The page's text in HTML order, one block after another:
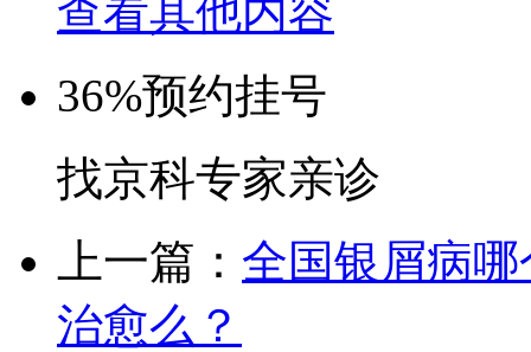
查看其他内容
36%预约挂号
找京科专家亲诊
上一篇： 全国银屑病
治愈么？